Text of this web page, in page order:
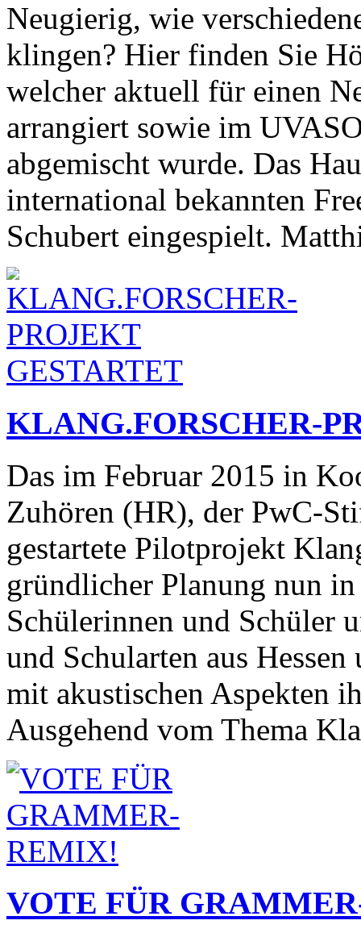
Neugierig, wie
klingen? Hier finden Sie
welcher aktuell für einen
arrangiert sowie im
abgemischt wurde. Das
international bekannten
Schubert eingespielt.
KLANG.FORSCHER-
Das im Februar 2015 in
Zuhören (HR), der PwC-
gestartete Pilotprojekt
gründlicher Planung nun
Schülerinnen und Schüler
und Schularten aus
mit akustischen Aspekten
Ausgehend vom Thema
VOTE FÜR